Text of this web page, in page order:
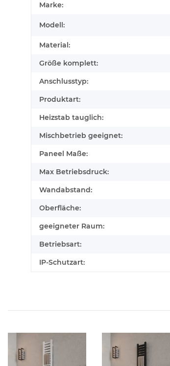
Marke:
Modell:
Material:
Größe komplett:
Anschlusstyp:
Produktart:
Heizstab tauglich:
Mischbetrieb geeignet:
Paneel Maße:
Max Betriebsdruck:
Wandabstand:
Oberfläche:
geeigneter Raum:
Betriebsart:
IP-Schutzart: